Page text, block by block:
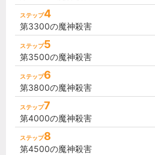
ステップ4
第3300の魔神殺害
ステップ5
第3500の魔神殺害
ステップ6
第3800の魔神殺害
ステップ7
第4000の魔神殺害
ステップ8
第4500の魔神殺害